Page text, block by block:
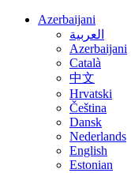
Azerbaijani
العربية
Azerbaijani
Català
中文
Hrvatski
Čeština
Dansk
Nederlands
English
Estonian